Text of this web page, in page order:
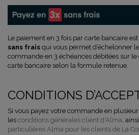
Le paiement en 3 fois par carte bancaire
sans frais qui vous permet d’échelonner
commande en 3 échéances débitées sur le
carte bancaire selon la formule retenue.
CONDITIONS
Si vous payez votre commande en
les conditions générales client d'Alma .
particulières Alma pour les clients de La